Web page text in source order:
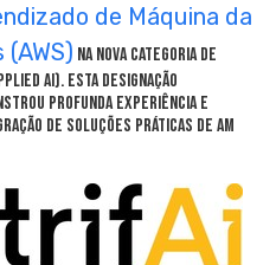
de Máquina da
na nova categoria de
AI). Esta designação
profunda experiência e
de soluções práticas de AM